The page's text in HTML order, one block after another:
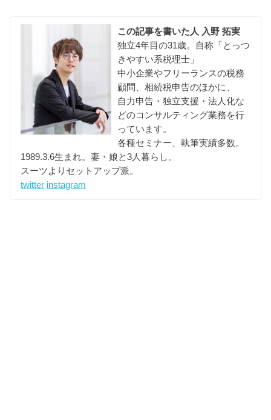
この記事を書いた人 入野 拓実
独立4年目の31歳。自称「とっつ
きやすい系税理士」
中小企業やフリーランスの税務
顧問、相続税申告のほかに、
自力申告・独立支援・法人化な
どのコンサルティング業務を行
っています。
各種セミナー、執筆実績多数。
1989.3.6生まれ。妻・娘と3人暮らし。
スーツよりセットアップ派。
twitter instagram